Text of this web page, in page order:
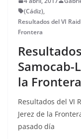
(Cádiz),
Resultados del VI
Frontera
Samocab-
la
Resultados del VI
Jerez de la
pasado día